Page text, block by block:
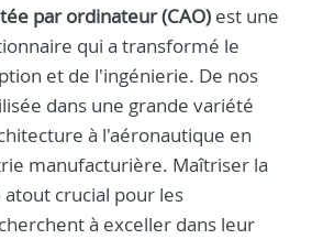
par ordinateur (CAO) est une
qui a transformé le
et de l'ingénierie. De nos
dans une grande variété
à l'aéronautique en
manufacturière. Maîtriser la
atout crucial pour les
à exceller dans leur